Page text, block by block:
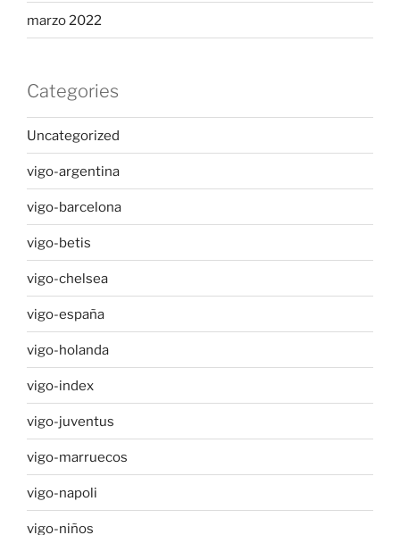
marzo 2022
Categories
Uncategorized
vigo-argentina
vigo-barcelona
vigo-betis
vigo-chelsea
vigo-españa
vigo-holanda
vigo-index
vigo-juventus
vigo-marruecos
vigo-napoli
vigo-niños